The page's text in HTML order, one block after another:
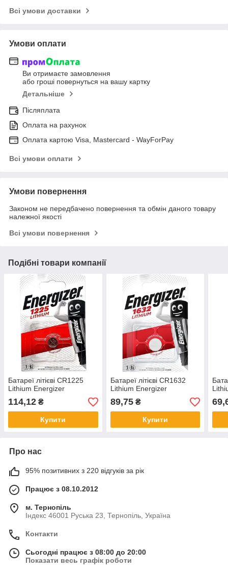
Всі умови доставки
Умови оплати
Ви отримаєте замовлення
або гроші повернуться на вашу картку
Детальніше
Післяплата
Оплата на рахунок
Оплата картою Visa, Mastercard - WayForPay
Всі умови оплати
Умови повернення
Законом не передбачено повернення та обмін даного товару
належної якості
Всі умови повернення
Подібні товари компанії
Батареї літієві CR1225
Lithium Energizer
114,12 ₴
Купити
Батареї літієві CR1632
Lithium Energizer
89,75₴
Купити
Про нас
95% позитивних з 220 відгуків за рік
Працює з 08.10.2012
м. Тернопіль
Індекс 46001 Руська 23, Тернопіль, Україна
Контакти
Сьогодні працює з 08:00 до 20:00
Показати весь графік роботи